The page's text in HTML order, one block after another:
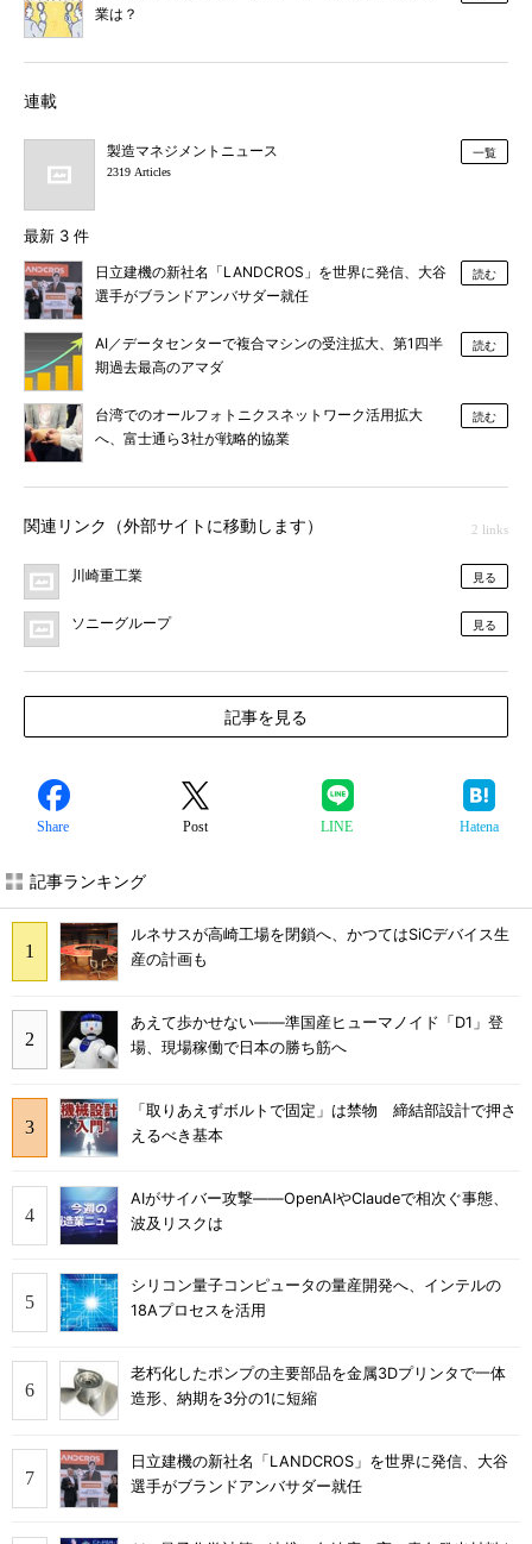
業は？
連載
製造マネジメントニュース
2319 Articles
一覧
最新 3 件
日立建機の新社名「LANDCROS」を世界に発信、大谷
選手がブランドアンバサダー就任
読む
AI／データセンターで複合マシンの受注拡大、第1四半
期過去最高のアマダ
読む
台湾でのオールフォトニクスネットワーク活用拡大
へ、富士通ら3社が戦略的協業
読む
関連リンク（外部サイトに移動します） 2 links
川崎重工業 見る
ソニーグループ 見る
記事を見る
Share Post LINE Hatena
記事ランキング
ルネサスが高崎工場を閉鎖へ、かつてはSiCデバイス生
産の計画も
あえて歩かせない――準国産ヒューマノイド「D1」登
場、現場稼働で日本の勝ち筋へ
「取りあえずボルトで固定」は禁物 締結部設計で押さ
えるべき基本
AIがサイバー攻撃――OpenAIやClaudeで相次ぐ事態、
波及リスクは
シリコン量子コンピュータの量産開発へ、インテルの
18Aプロセスを活用
老朽化したポンプの主要部品を金属3Dプリンタで一体
造形、納期を3分の1に短縮
日立建機の新社名「LANDCROS」を世界に発信、大谷
選手がブランドアンバサダー就任